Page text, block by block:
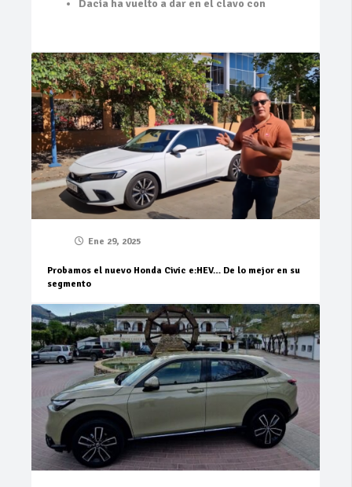
Dacia ha vuelto a dar en el clavo con
Ene 29, 2025
Probamos el nuevo Honda Civic e:HEV… De lo mejor en su
segmento